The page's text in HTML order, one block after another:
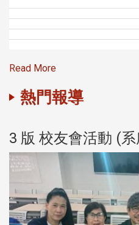
Read More
熱門報導
3 版 校友會活動 (